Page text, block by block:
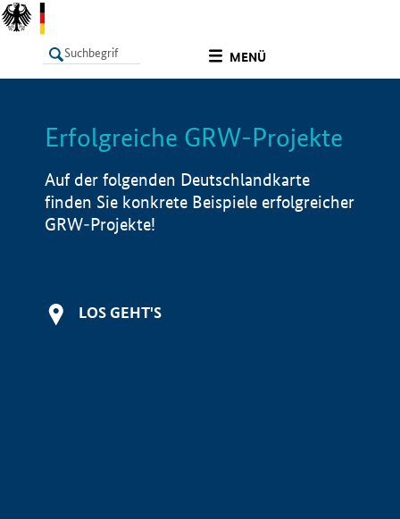
MENÜ
LISTE Info
Erfolgreiche GRW-Projekte
Auf der folgenden Deutschlandkarte
finden Sie konkrete Beispiele erfolgreicher
GRW-Projekte!
LOS GEHT'S